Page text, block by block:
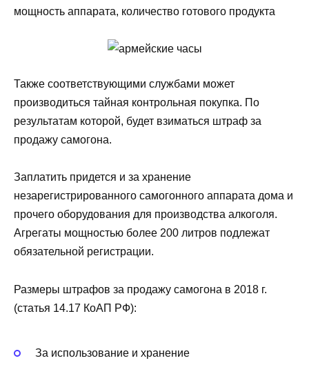
мощность аппарата, количество готового продукта
Также соответствующими службами может
производиться тайная контрольная покупка. По
результатам которой, будет взиматься штраф за
продажу самогона.
Заплатить придется и за хранение
незарегистрированного самогонного аппарата дома и
прочего оборудования для производства алкоголя.
Агрегаты мощностью более 200 литров подлежат
обязательной регистрации.
Размеры штрафов за продажу самогона в 2018 г.
(статья 14.17 КоАП РФ):
За использование и хранение